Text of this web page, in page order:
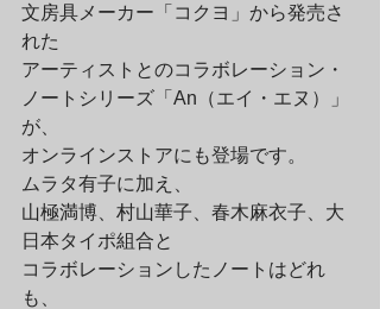
文房具メーカー「コクヨ」から発売さ
れた
アーティストとのコラボレーション・
ノートシリーズ「An（エイ・エヌ）」
が、
オンラインストアにも登場です。
ムラタ有子に加え、
山極満博、村山華子、春木麻衣子、大
日本タイポ組合と
コラボレーションしたノートはどれ
も、